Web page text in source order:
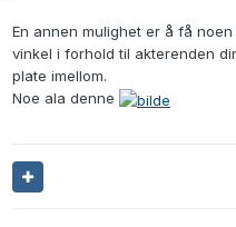
En annen mulighet er å få
vinkel i forhold til akterenden
plate imellom.
Noe ala denne